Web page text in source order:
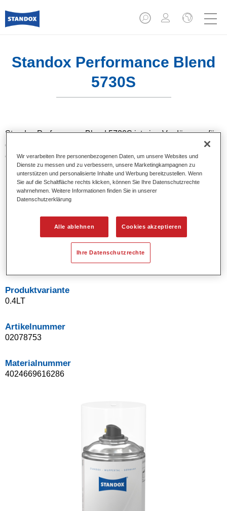
Standox Performance Blend
5730S
Standox Performance Blend 5730S ist eine Verdünnung für
die Beilackierung auf Alt- und Werkslackierungen. Sie
eignet sich hervorragend zum Beilackieren von Standocryl
Klarlacken der neuen Generation.
Produktmerkmale
Für übergangslose Randzonen im Beilackierbereich.
Hervorragendes Anlösevermögen von Alt- und
Werkslackierungen.
Besonders geeinget zur Verwendung mit Standocryl
Produktvariante
0.4LT
Artikelnummer
02078753
Materialnummer
4024669616286
Wir verarbeiten Ihre personenbezogenen Daten, um unsere Websites und
Dienste zu messen und zu verbessern, unsere Marketingkampagnen zu
unterstützen und personalisierte Inhalte und Werbung bereitzustellen. Wenn
Sie auf die Schaltfläche rechts klicken, können Sie Ihre Datenschutzrechte
wahrnehmen. Weitere Informationen finden Sie in unserer
Datenschutzerklärung
Alle ablehnen Cookies akzeptieren
Ihre Datenschutzrechte